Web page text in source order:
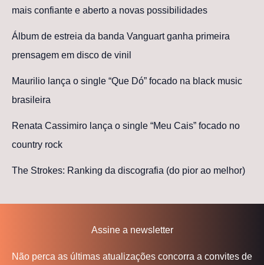
mais confiante e aberto a novas possibilidades
Álbum de estreia da banda Vanguart ganha primeira
prensagem em disco de vinil
Maurilio lança o single “Que Dó” focado na black music
brasileira
Renata Cassimiro lança o single “Meu Cais” focado no
country rock
The Strokes: Ranking da discografia (do pior ao melhor)
Assine a newsletter
Não perca as últimas atualizações concorra a convites de